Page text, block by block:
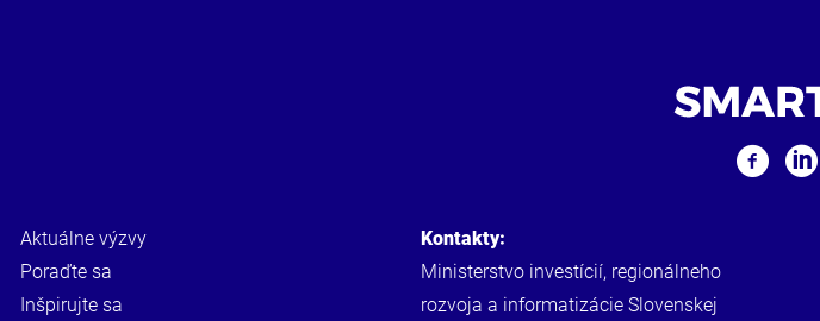
Aktuálne výzvy
Poraďte sa
Inšpirujte sa
Kontakty:
Ministerstvo investícií, regionálneho
rozvoja a informatizácie Slovenskej